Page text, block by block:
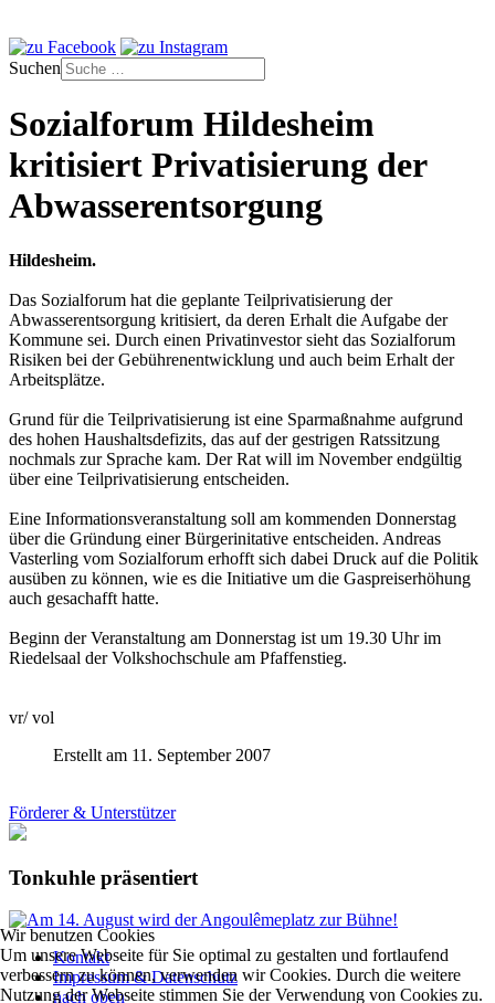
Suchen
Sozialforum Hildesheim
kritisiert Privatisierung der
Abwasserentsorgung
Hildesheim.
Das Sozialforum hat die geplante Teilprivatisierung der
Abwasserentsorgung kritisiert, da deren Erhalt die Aufgabe der
Kommune sei. Durch einen Privatinvestor sieht das Sozialforum
Risiken bei der Gebührenentwicklung und auch beim Erhalt der
Arbeitsplätze.
Grund für die Teilprivatisierung ist eine Sparmaßnahme aufgrund
des hohen Haushaltsdefizits, das auf der gestrigen Ratssitzung
nochmals zur Sprache kam. Der Rat will im November endgültig
über eine Teilprivatisierung entscheiden.
Eine Informationsveranstaltung soll am kommenden Donnerstag
über die Gründung einer Bürgerinitative entscheiden. Andreas
Vasterling vom Sozialforum erhofft sich dabei Druck auf die Politik
ausüben zu können, wie es die Initiative um die Gaspreiserhöhung
auch gesachafft hatte.
Beginn der Veranstaltung am Donnerstag ist um 19.30 Uhr im
Riedelsaal der Volkshochschule am Pfaffenstieg.
vr/ vol
Erstellt am 11. September 2007
Förderer & Unterstützer
Tonkuhle präsentiert
Kontakt
Impressum & Datenschutz
nach oben
Wir benutzen Cookies
Um unsere Webseite für Sie optimal zu gestalten und fortlaufend
verbessern zu können, verwenden wir Cookies. Durch die weitere
Nutzung der Webseite stimmen Sie der Verwendung von Cookies zu.